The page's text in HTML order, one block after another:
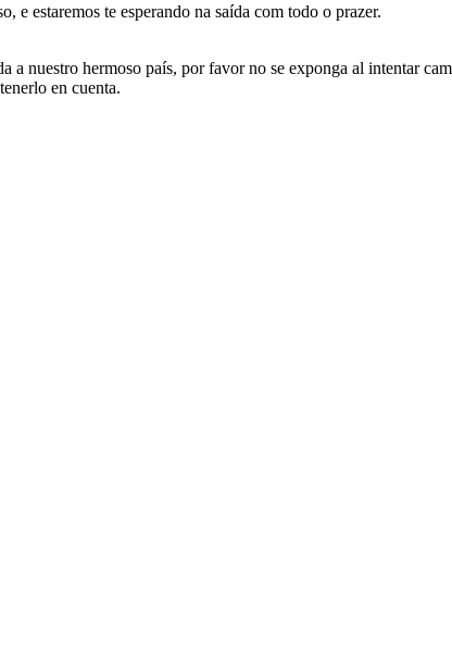
e estaremos te esperando na saída com todo o prazer.
nuestro hermoso país, por favor no se exponga al intentar
en cuenta.